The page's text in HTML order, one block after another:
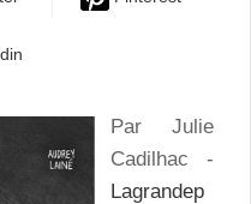
Par Julie
Cadilhac -
Lagrandep